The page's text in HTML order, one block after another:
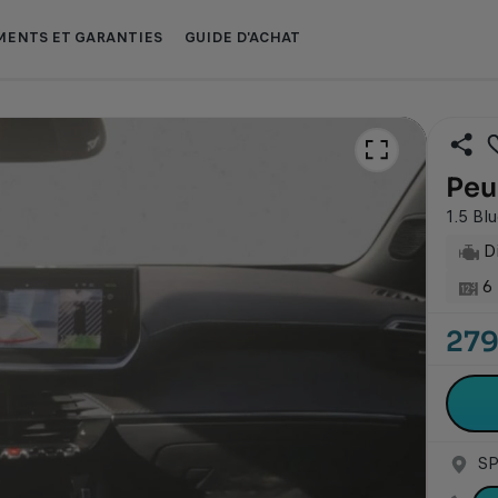
ET GARANTIES GUIDE D'ACHAT
le
lien
1.5
6